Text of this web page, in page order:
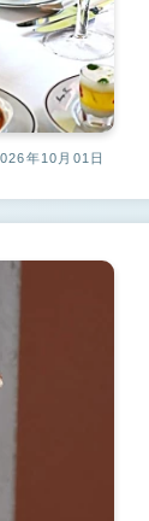
年10月01日